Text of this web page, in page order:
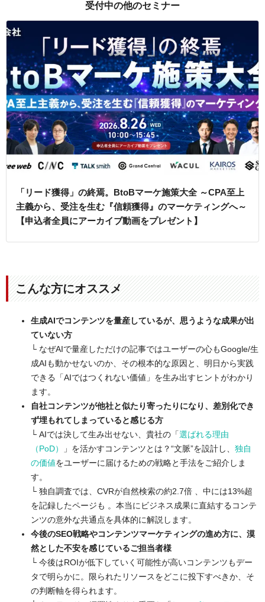
受付中の他のセミナー
「リード獲得」の終焉。BtoBマーケ施策大全 ～CPA至上
主義から、受注を生む『信頼獲得』のマーケティングへ～
【申込者全員にアーカイブ動画をプレゼント】
こんな方にオススメ
生成AIでコンテンツを量産しているが、思うような成果が出
ていない方
└ なぜAIで量産しただけの記事ではユーザーの心もGoogle/生
成AIも動かせないのか、その根本的な原因と、明日から実践
できる「AIではつくれない価値」を生み出すヒントがわかり
ます。
自社コンテンツが他社と似たり寄ったりになり、差別化でき
ず埋もれてしまっていると感じる方
└ AIでは決して生み出せない、貴社の「選ばれる理由
（PoD）
」を活かすコンテンツとは？“文脈”を設計し、 独自
の価値をユーザーに届けるための戦略と手法をご紹介しま
す。
└ 独自調査では、CVRが自然検索の約2.7倍 、中には13%超
を記録したページも 。本当にビジネス成果に直結するコンテ
ンツの意外な共通点を具体的に解説します。
今後のSEO戦略やコンテンツマーケティングの進め方に、漠
然とした不安を感じているご担当者様
└ 今後はROIが低下していく可能性が高いコンテンツもデー
タで明らかに。限られたリソースをどこに投下すべきか、そ
の判断軸を得られます。